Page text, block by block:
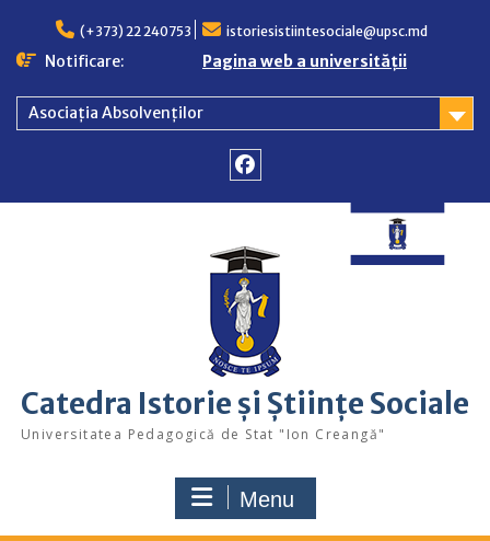
content
(+373) 22 240753 istoriesistiintesociale@upsc.md
Notificare: Pagina web a universității
Asociația Absolvenților
Catedra Istorie și Științe Sociale
Universitatea Pedagogică de Stat "Ion Creangă"
Menu